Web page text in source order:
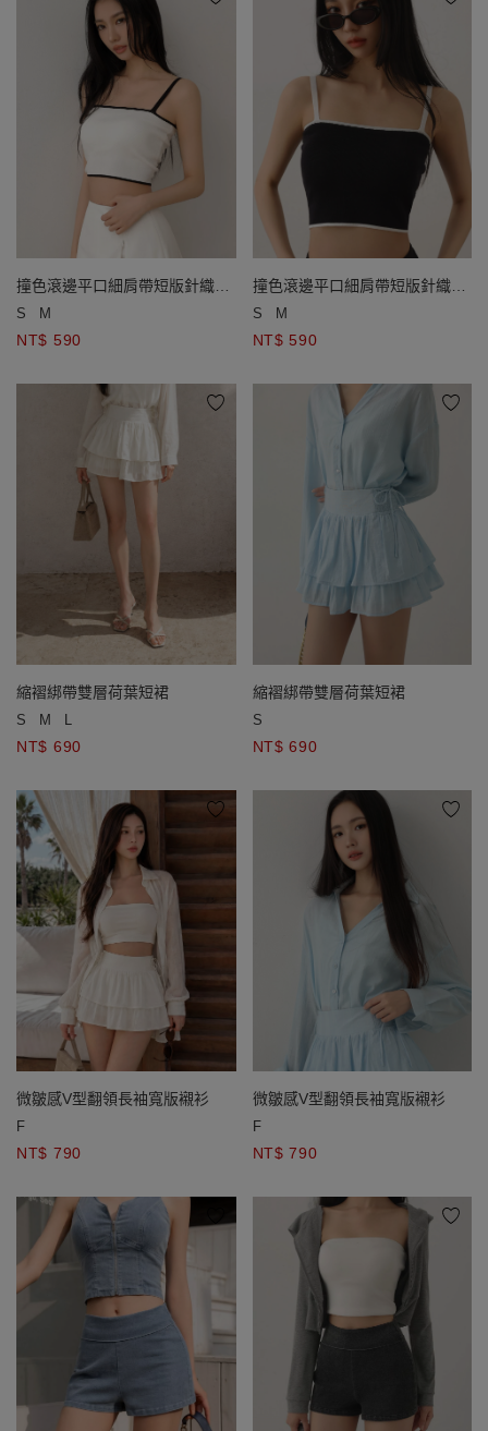
撞色滾邊平口細肩帶短版針織背
心(附胸墊)
S M
NT$ 590
撞色滾邊平口細肩帶短版針織背
心(附胸墊)
S M
NT$ 590
縮褶綁帶雙層荷葉短裙
S M L
NT$ 690
縮褶綁帶雙層荷葉短裙
S
NT$ 690
微皺感V型翻領長袖寬版襯衫
F
NT$ 790
微皺感V型翻領長袖寬版襯衫
F
NT$ 790